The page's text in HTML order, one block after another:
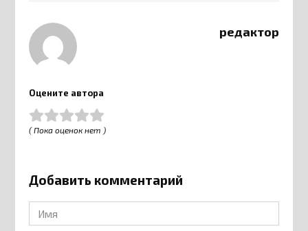
редактор
Оцените автора
( Пока оценок нет )
Добавить комментарий
Имя
*